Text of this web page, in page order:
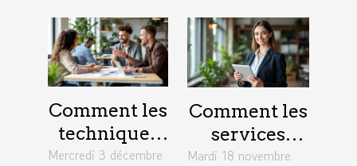
Comment les
techniques
de
Mercredi 3 décembre
Comment les
services
juridiques en
Mardi 18 novembre